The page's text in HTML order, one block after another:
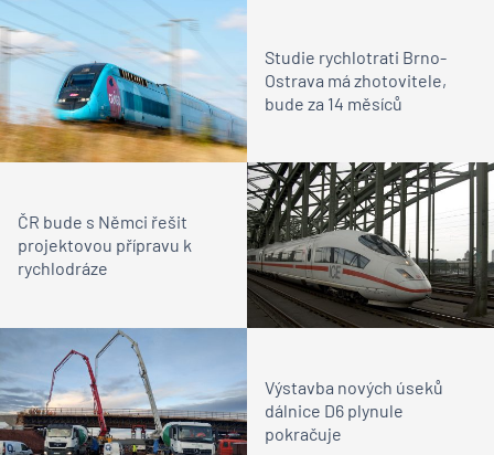
Studie rychlotrati Brno-
Ostrava má zhotovitele,
bude za 14 měsíců
ČR bude s Němci řešit
projektovou přípravu k
rychlodráze
Výstavba nových úseků
dálnice D6 plynule
pokračuje